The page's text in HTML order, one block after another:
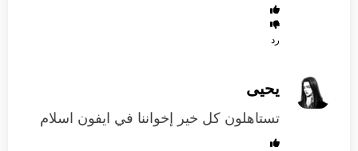
رد
يحيى
تستاهلون كل خير إخواننا في ايفون اسلام